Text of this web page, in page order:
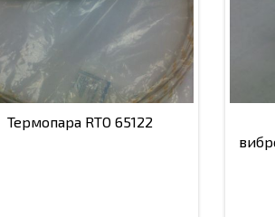
Термопара RTO 65122